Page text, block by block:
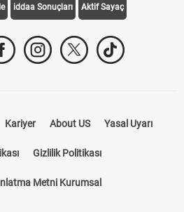
iddaa Sonuçları Aktif Sayaç
Kariyer About US Yasal Uyarı
Gizlilik Politikası
Metni Kurumsal